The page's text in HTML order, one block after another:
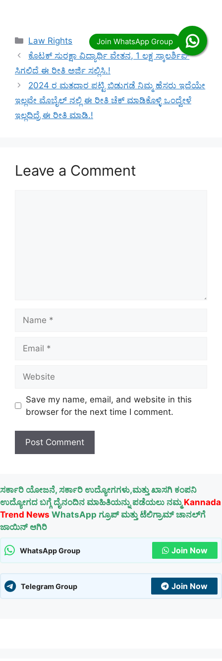
Categories
Law Rights
ಕೊಟಕ್ ಸುರಕ್ಷಾ ವಿದ್ಯಾರ್ಥಿ ವೇತನ, 1 ಲಕ್ಷ ಸ್ಕಾಲರ್ಶಿಪ್
ಸಿಗಲಿದೆ ಈ ರೀತಿ ಅರ್ಜಿ ಸಲ್ಲಿಸಿ.!
2024 ರ ಮತದಾರ ಪಟ್ಟಿ ಬಿಡುಗಡೆ ನಿಮ್ಮ ಹೆಸರು ಇದೆಯೇ
ಇಲ್ಲವೇ ಮೊಬೈಲ್ ನಲ್ಲಿ ಈ ರೀತಿ ಚೆಕ್ ಮಾಡಿಕೊಳ್ಳಿ ಒಂದ್ವೇಳೆ
ಇಲ್ಲದಿದ್ರೆ ಈ ರೀತಿ ಮಾಡಿ.!
Leave a Comment
Save my name, email, and website in this
browser for the next time I comment.
ಸರ್ಕಾರಿ ಯೋಜನೆ, ಸರ್ಕಾರಿ ಉದ್ಯೋಗಗಳು,ಮತ್ತು ಖಾಸಗಿ ಕಂಪನಿ
ಉದ್ಯೋಗದ ಬಗ್ಗೆ ದೈನಂದಿನ ಮಾಹಿತಿಯನ್ನು ಪಡೆಯಲು ನಮ್ಮKannada
Trend News WhatsApp ಗ್ರೂಪ್ ಮತ್ತು ಟೆಲಿಗ್ರಾಮ್ ಚಾನಲ್‌ಗೆ
ಜಾಯಿನ್ ಆಗಿರಿ
WhatsApp Group Join Now
Telegram Group Join Now